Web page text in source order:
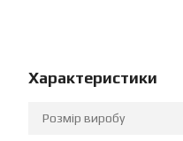
Характеристики
Розмір виробу